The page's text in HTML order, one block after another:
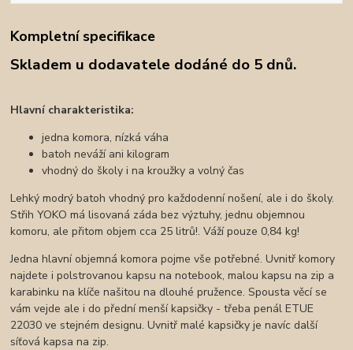
Kompletní specifikace
Skladem u dodavatele dodáné do 5 dnů.
Hlavní charakteristika:
jedna komora, nízká váha
batoh neváží ani kilogram
vhodný do školy i na kroužky a volný čas
Lehký modrý batoh vhodný pro každodenní nošení, ale i do školy.
Střih YOKO má lisovaná záda bez výztuhy, jednu objemnou
komoru, ale přitom objem cca 25 litrů!. Váží pouze 0,84 kg!
Jedna hlavní objemná komora pojme vše potřebné. Uvnitř komory
najdete i polstrovanou kapsu na notebook, malou kapsu na zip a
karabinku na klíče našitou na dlouhé pružence. Spousta věcí se
vám vejde ale i do přední menší kapsičky - třeba penál ETUE
22030 ve stejném designu. Uvnitř malé kapsičky je navíc další
síťová kapsa na zip.